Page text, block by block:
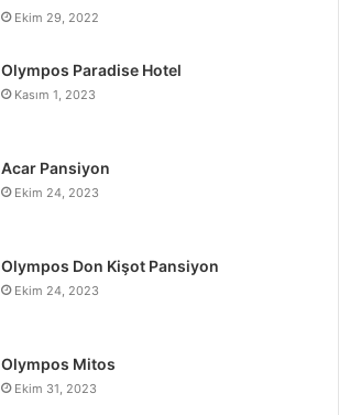
Ekim 29, 2022
Olympos Paradise Hotel
Kasım 1, 2023
Acar Pansiyon
Ekim 24, 2023
Olympos Don Kişot Pansiyon
Ekim 24, 2023
Olympos Mitos
Ekim 31, 2023